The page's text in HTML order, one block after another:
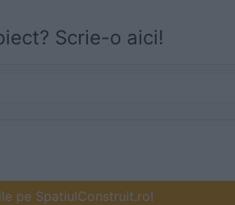
Scrie-o aici!
pe SpatiulConstruit.ro!